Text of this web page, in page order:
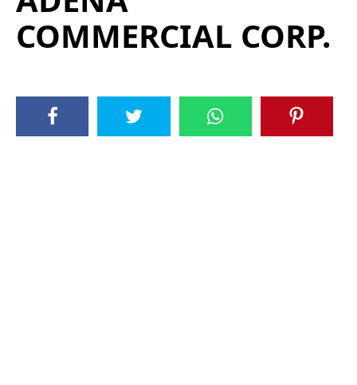
COMMERCIAL CORP.